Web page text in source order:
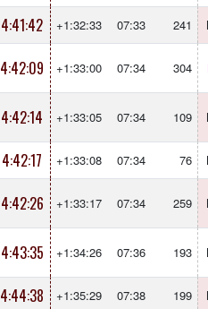
4:41:42 +1:32:33 07:33 241
4:42:09 +1:33:00 07:34 304
4:42:14 +1:33:05 07:34 109
4:42:17 +1:33:08 07:34 76
4:42:26 +1:33:17 07:34 259
4:43:35 +1:34:26 07:36 193
4:44:38 +1:35:29 07:38 199